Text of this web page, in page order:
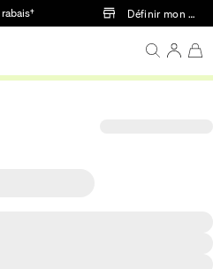
Passer au contenu principal
Définir mon